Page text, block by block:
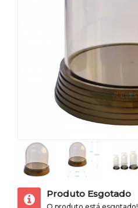
Produto Esgotado